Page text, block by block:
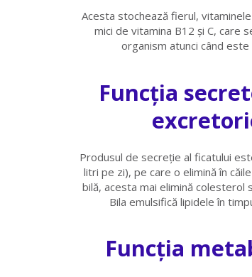
Acesta stochează fierul,
mici de vitamina B12 și C, care
organism atunci când este
Funcția
Produsul de secreţie al ficatului
litri pe zi), pe care o elimină în
bilă, acesta mai elimină colesterol
Bila emulsifică lipidele în
Funcția